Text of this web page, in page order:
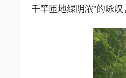
千竿匝地绿阴浓”的咏